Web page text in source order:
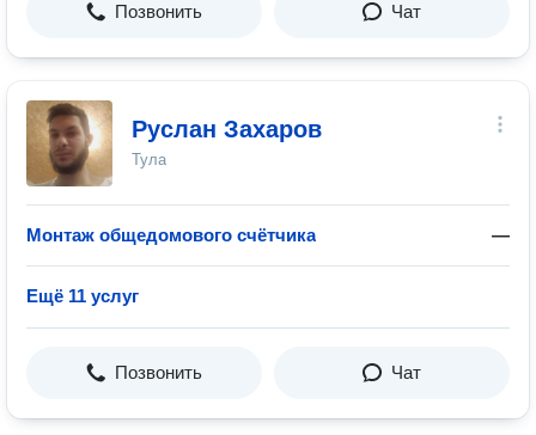
Позвонить Чат
Руслан Захаров
Тула
Монтаж общедомового счётчика —
Ещё 11 услуг
Позвонить Чат